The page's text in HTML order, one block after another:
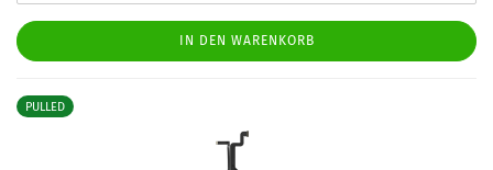
IN DEN WARENKORB
PULLED